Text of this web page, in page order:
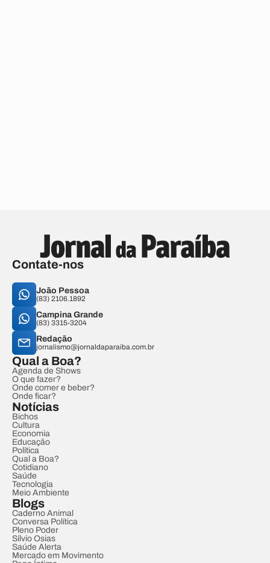
Contate-nos
João Pessoa
(83) 2106.1892
Campina Grande
(83) 3315-3204
Redação
jornalismo@jornaldaparaiba.com.br
Qual a Boa?
Agenda de Shows
O que fazer?
Onde comer e beber?
Onde ficar?
Notícias
Bichos
Cultura
Economia
Educação
Política
Qual a Boa?
Cotidiano
Saúde
Tecnologia
Meio Ambiente
Blogs
Caderno Animal
Conversa Política
Pleno Poder
Sílvio Osias
Saúde Alerta
Mercado em Movimento